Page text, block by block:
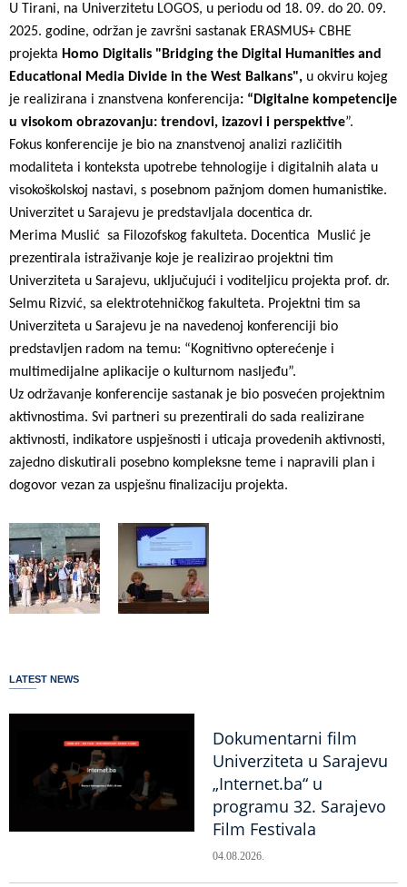
U Tirani, na Univerzitetu LOGOS, u periodu od 18. 09. do 20. 09.
2025. godine, održan je završni sastanak ERASMUS+ CBHE
projekta Homo Digitalis "Bridging the Digital Humanities and
Educational Media Divide in the West Balkans", u okviru kojeg
je realizirana i znanstvena konferencija: “Digitalne kompetencije
u visokom obrazovanju: trendovi, izazovi i perspektive”.
Fokus konferencije je bio na znanstvenoj analizi različitih
modaliteta i konteksta upotrebe tehnologije i digitalnih alata u
visokoškolskoj nastavi, s posebnom pažnjom domen humanistike.
Univerzitet u Sarajevu je predstavljala docentica dr.
Merima Muslić sa Filozofskog fakulteta. Docentica Muslić je
prezentirala istraživanje koje je realizirao projektni tim
Univerziteta u Sarajevu, uključujući i voditeljicu projekta prof. dr.
Selmu Rizvić, sa elektrotehničkog fakulteta. Projektni tim sa
Univerziteta u Sarajevu je na navedenoj konferenciji bio
predstavljen radom na temu: “Kognitivno opterećenje i
multimedijalne aplikacije o kulturnom nasljeđu”.
Uz održavanje konferencije sastanak je bio posvećen projektnim
aktivnostima. Svi partneri su prezentirali do sada realizirane
aktivnosti, indikatore uspješnosti i uticaja provedenih aktivnosti,
zajedno diskutirali posebno kompleksne teme i napravili plan i
dogovor vezan za uspješnu finalizaciju projekta.
LATEST NEWS
Dokumentarni film
Univerziteta u Sarajevu
„Internet.ba“ u
programu 32. Sarajevo
Film Festivala
04.08.2026.